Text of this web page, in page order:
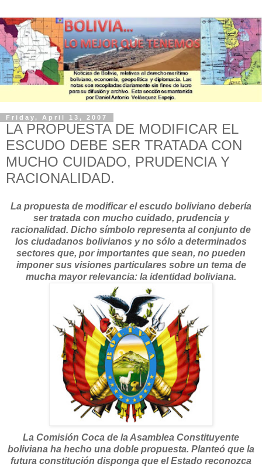
Friday, April 13, 2007
LA PROPUESTA DE MODIFICAR EL
ESCUDO DEBE SER TRATADA CON
MUCHO CUIDADO, PRUDENCIA Y
RACIONALIDAD.
La propuesta de modificar el escudo boliviano debería
ser tratada con mucho cuidado, prudencia y
racionalidad. Dicho símbolo representa al conjunto de
los ciudadanos bolivianos y no sólo a determinados
sectores que, por importantes que sean, no pueden
imponer sus visiones particulares sobre un tema de
mucha mayor relevancia: la identidad boliviana.
La Comisión Coca de la Asamblea Constituyente
boliviana ha hecho una doble propuesta. Planteó que la
futura constitución disponga que el Estado reconozca